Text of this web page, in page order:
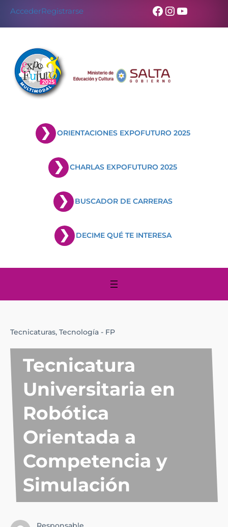
AccederRegistrarse Facebook
Instagram
YouTube
ORIENTACIONES EXPOFUTURO 2025
CHARLAS EXPOFUTURO 2025
BUSCADOR DE CARRERAS
DECIME QUÉ TE INTERESA
Tecnicaturas, Tecnología - FP
Tecnicatura
Universitaria en
Robótica
Orientada a
Competencia y
Simulación